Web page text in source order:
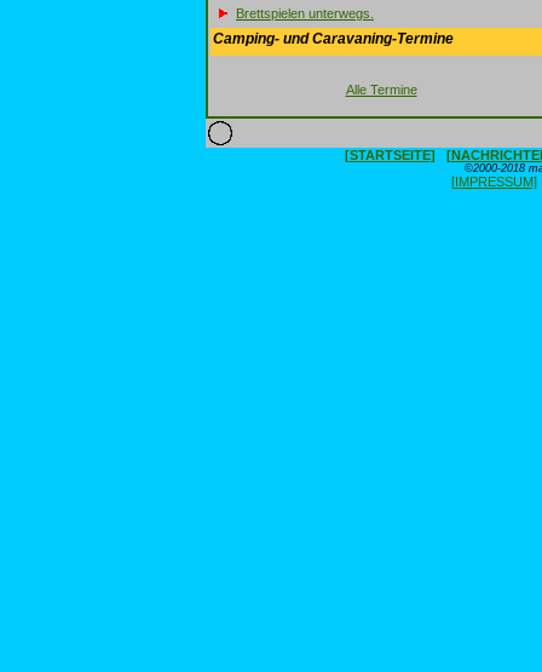
Brettspielen unterwegs.
Camping- und Caravaning-Termine
Alle Termine
[STARTSEITE]
©2000-2018
[IMPRESSUM]